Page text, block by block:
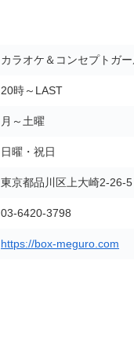
カラオケ＆コンセプトガ
20時～LAST
月～土曜
日曜・祝日
東京都品川区上大崎2-
03-6420-3798
https://box-meguro.com